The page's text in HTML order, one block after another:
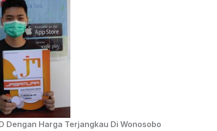
Dengan Harga Terjangkau Di Wonosobo